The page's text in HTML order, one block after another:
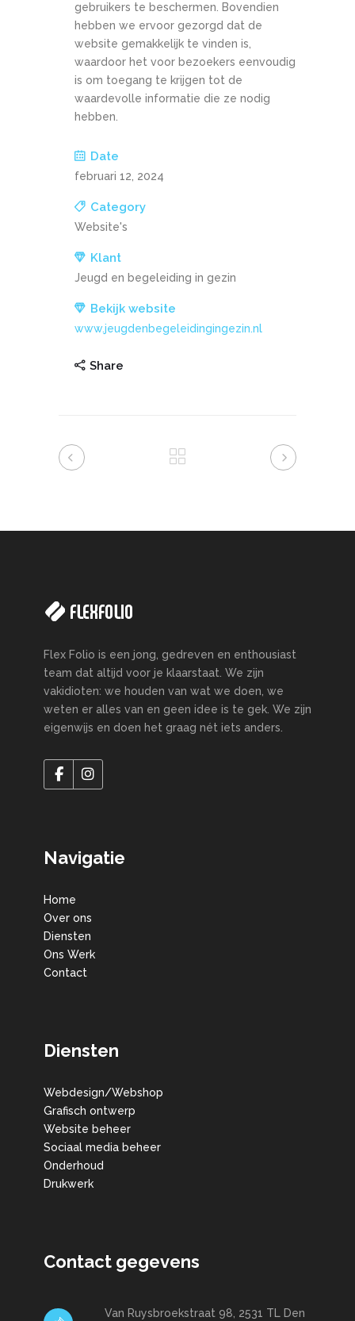
gebruikers te beschermen. Bovendien
hebben we ervoor gezorgd dat de
website gemakkelijk te vinden is,
waardoor het voor bezoekers eenvoudig
is om toegang te krijgen tot de
waardevolle informatie die ze nodig
hebben.
Date
februari 12, 2024
Category
Website's
Klant
Jeugd en begeleiding in gezin
Bekijk website
www.jeugdenbegeleidingingezin.nl
Share
Flex Folio is een jong, gedreven en enthousiast
team dat altijd voor je klaarstaat. We zijn
vakidioten: we houden van wat we doen, we
weten er alles van en geen idee is te gek. We zijn
eigenwijs en doen het graag nét iets anders.
Navigatie
Home
Over ons
Diensten
Ons Werk
Contact
Diensten
Webdesign/Webshop
Grafisch ontwerp
Website beheer
Sociaal media beheer
Onderhoud
Drukwerk
Contact gegevens
Van Ruysbroekstraat 98, 2531 TL Den